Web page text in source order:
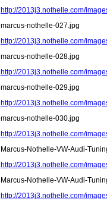
http://2013j3.nothelle.com/
marcus-nothelle-027.jpg
http://2013j3.nothelle.com/
marcus-nothelle-028.jpg
http://2013j3.nothelle.com/
marcus-nothelle-029.jpg
http://2013j3.nothelle.com/
marcus-nothelle-030.jpg
http://2013j3.nothelle.com/
Marcus-Nothelle-VW-Audi-
http://2013j3.nothelle.com/
Marcus-Nothelle-VW-Audi-
http://2013j3.nothelle.com/